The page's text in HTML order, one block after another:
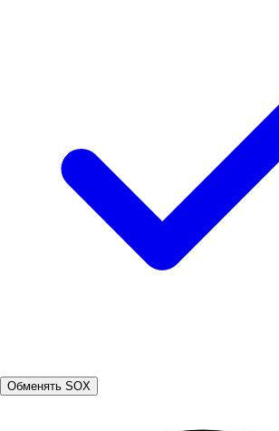
Обменять SOX